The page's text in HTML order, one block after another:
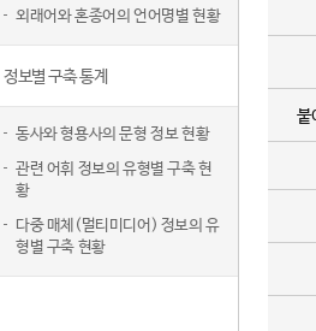
외래어와 혼종어의 언어명별 현황
정보별 구축 통계
동사와 형용사의 문형 정보 현황
관련 어휘 정보의 유형별 구축 현
황
다중 매체(멀티미디어) 정보의 유
형별 구축 현황
붙